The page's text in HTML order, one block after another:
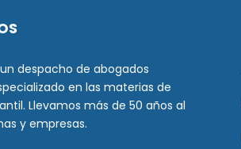
despacho de abogados
en las materias de
Llevamos más de 50 años al
y empresas.